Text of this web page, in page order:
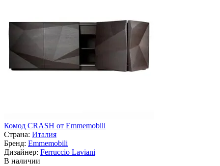
Комод CRASH от Emmemobili
Страна: Италия
Бренд: Emmemobili
Дизайнер: Ferruccio Laviani
В наличии